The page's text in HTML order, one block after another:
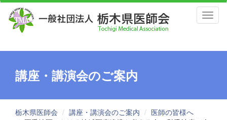
講座・講演会のご案内
栃木県医師会 講座・講演会のご案内
医師の皆様へ